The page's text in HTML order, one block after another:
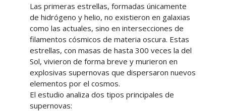
Las primeras estrellas, formadas únicamente
de hidrógeno y helio, no existieron en galaxias
como las actuales, sino en intersecciones de
filamentos cósmicos de materia oscura. Estas
estrellas, con masas de hasta 300 veces la del
Sol, vivieron de forma breve y murieron en
explosivas supernovas que dispersaron nuevos
elementos por el cosmos.
El estudio analiza dos tipos principales de
supernovas: